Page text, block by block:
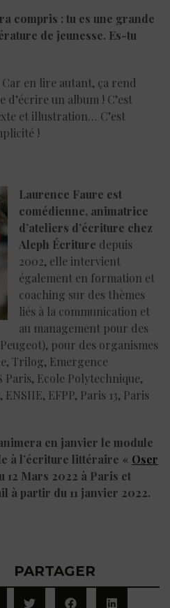
compris : tu es une grande
de jeunesse. Es-tu
Car en lire autant, ça rend
un album ! C’est
et illustration… C’est
!
Laurence Faure est
comédienne, animatrice
d’ateliers d’écriture chez
Aleph Écriture depuis
2002, elle intervient
également en formation et
coaching sur des thèmes
liés à la communication et
au management pour des
pour des organismes
Trilog, Emergence
Paris, Ecole Polytechnique,
EFPP, Paris 13, Paris
en janvier le module
à l’écriture littéraire « Oser
12 Mars 2022 à Paris et
à partir du 11 janvier 2022.
PARTAGER